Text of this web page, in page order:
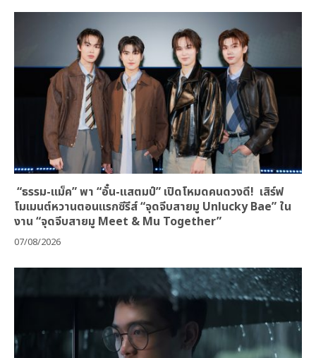
“ธรรม-แม็ค” พา “อั๋น-แสตมป์” เปิดโหมดคนดวงดี! เสิร์ฟ
โมเมนต์หวานตอนแรกซีรีส์ “จุดจีบสายมู Unlucky Bae” ใน
งาน “จุดจีบสายมู Meet & Mu Together”
07/08/2026